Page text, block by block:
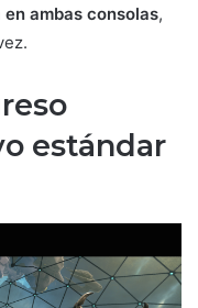
ambas consolas,
estándar